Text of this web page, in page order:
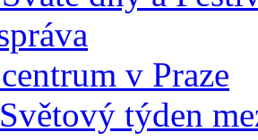
v Praze
týden